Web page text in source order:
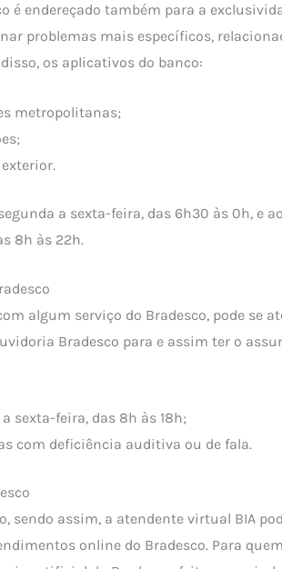
é endereçado também para a
problemas mais específicos,
os aplicativos do banco:
metropolitanas;
a sexta-feira, das 6h30 às 0h, e
8h às 22h.
algum serviço do Bradesco, pode se
Bradesco para e assim ter o
sexta-feira, das 8h às 18h;
com deficiência auditiva ou de fala.
sendo assim, a atendente virtual BIA
online do Bradesco. Para